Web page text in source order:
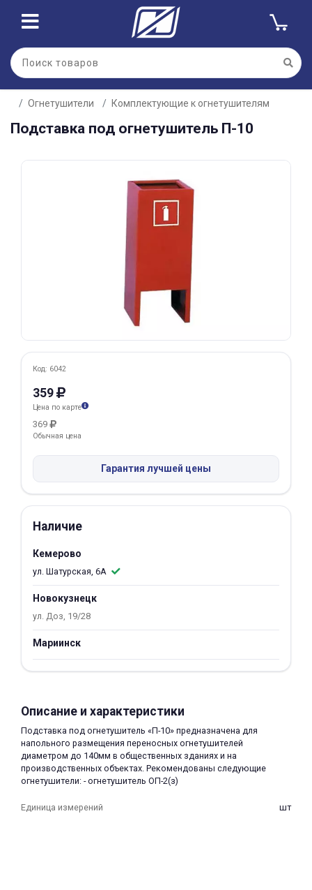
Огнетушители Комплектующие к огнетушителям
Подставка под огнетушитель П-10
Код: 6042
359
Цена по карте
369
Обычная цена
Гарантия лучшей цены
Наличие
Кемерово
ул. Шатурская, 6А
Новокузнецк
ул. Доз, 19/28
Мариинск
Описание и характеристики
Подставка под огнетушитель «П-10» предназначена для
напольного размещения переносных огнетушителей
диаметром до 140мм в общественных зданиях и на
производственных объектах. Рекомендованы следующие
огнетушители: - огнетушитель ОП-2(з)
Единица измерений шт
Для клиентов всех банков
Разбейте
оплатуна части
без переплат
График платежей
в корзину
Оплачивайте сегодня только
% картой любого банка
выбранный способом
Оставшиеся
по25%
Подробнее
об оплате Плайтом
раз в 2
недели
Остались вопросы?
8 800 302-02-51
plait.ru